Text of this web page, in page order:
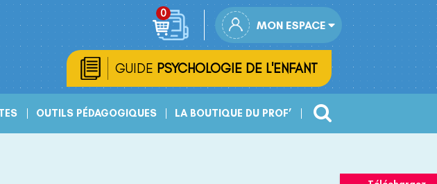
MON ESPACE
GUIDE PSYCHOLOGIE DE L'ENFANT
OUTILS PÉDAGOGIQUES LA BOUTIQUE DU PROF’